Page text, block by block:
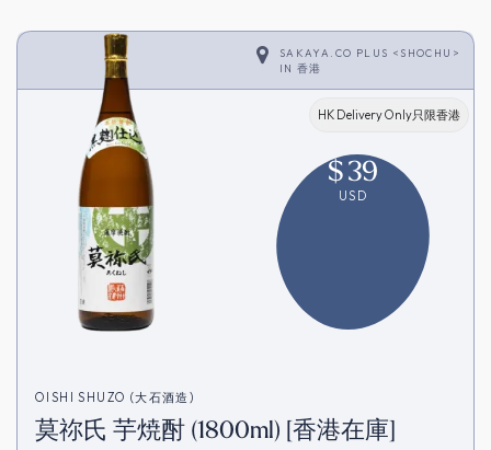
SAKAYA.CO PLUS <SHOCHU>
IN 香港
HK Delivery Only只限香港
$39
USD
OISHI SHUZO (大石酒造)
莫祢氏 芋焼酎 (1800ml) [香港在庫]